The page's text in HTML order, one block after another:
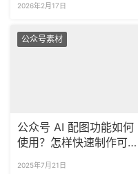
2026年2月17日
公众号素材
公众号 AI 配图功能如何
使用？怎样快速制作可商
2025年7月21日